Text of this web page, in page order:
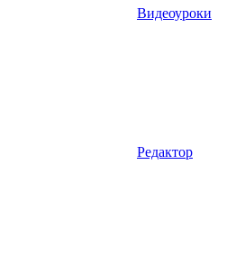
Видеоуроки
Редактор